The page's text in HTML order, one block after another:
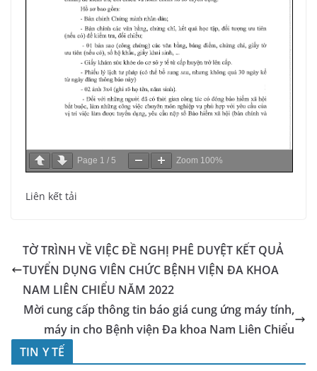
Page 1 / 5 Zoom 100%
Liên kết tải
TỜ TRÌNH VỀ VIỆC ĐỀ NGHỊ PHÊ DUYỆT KẾT QUẢ
TUYỂN DỤNG VIÊN CHỨC BỆNH VIỆN ĐA KHOA
NAM LIÊN CHIỂU NĂM 2022
Mời cung cấp thông tin báo giá cung ứng máy tính,
máy in cho Bệnh viện Đa khoa Nam Liên Chiểu
TIN Y TẾ